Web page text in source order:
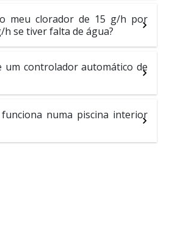
meu clorador de 15 g/h por
h se tiver falta de água?
um controlador automático de
numa piscina interior